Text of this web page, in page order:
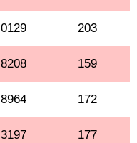
0129 203
8208 159
8964 172
3197 177